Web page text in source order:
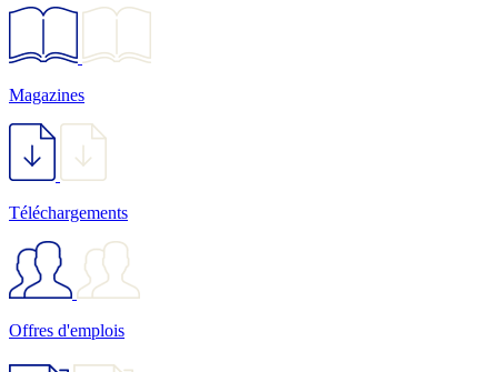
Magazines
Téléchargements
Offres d'emplois